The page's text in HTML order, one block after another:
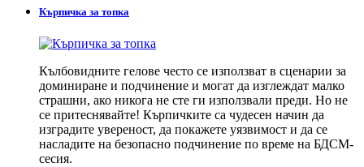
Кърпичка за топка
Кълбовидните гелове често се използват в сценарии за
доминиране и подчинение и могат да изглеждат малко
страшни, ако никога не сте ги използвали преди. Но не
се притеснявайте! Кърпичките са чудесен начин да
изградите увереност, да покажете уязвимост и да се
насладите на безопасно подчинение по време на БДСМ-
сесия.